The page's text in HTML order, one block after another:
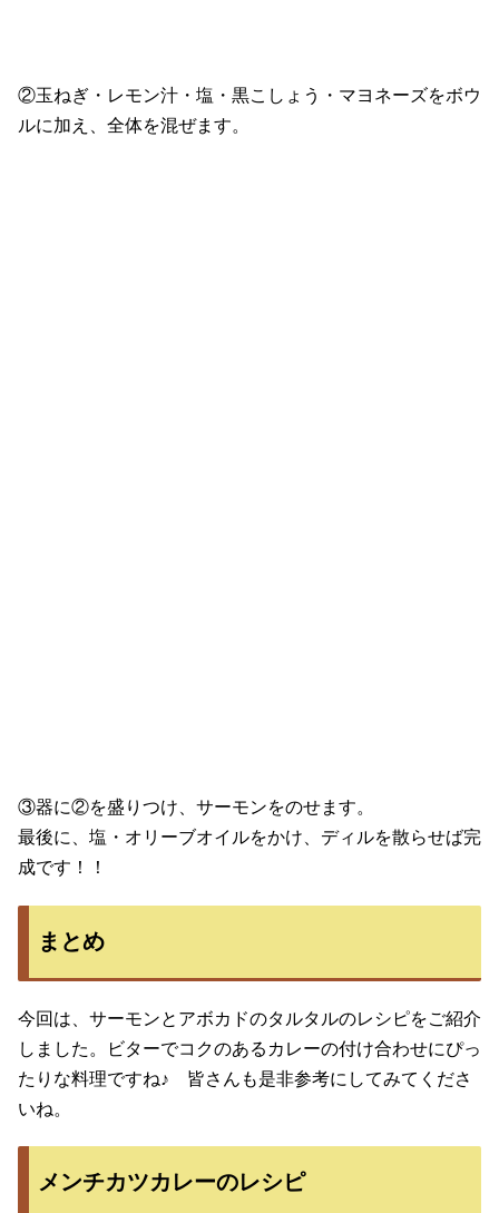
②玉ねぎ・レモン汁・塩・黒こしょう・マヨネーズをボウ
ルに加え、全体を混ぜます。
③器に②を盛りつけ、サーモンをのせます。
最後に、塩・オリーブオイルをかけ、ディルを散らせば完
成です！！
まとめ
今回は、サーモンとアボカドのタルタルのレシピをご紹介
しました。ビターでコクのあるカレーの付け合わせにぴっ
たりな料理ですね♪ 皆さんも是非参考にしてみてくださ
いね。
メンチカツカレーのレシピ